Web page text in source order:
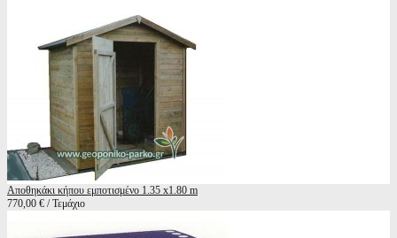
Αποθηκάκι κήπου εμποτισμένο 1.35 x1.80 m
770,00 € / Τεμάχιο